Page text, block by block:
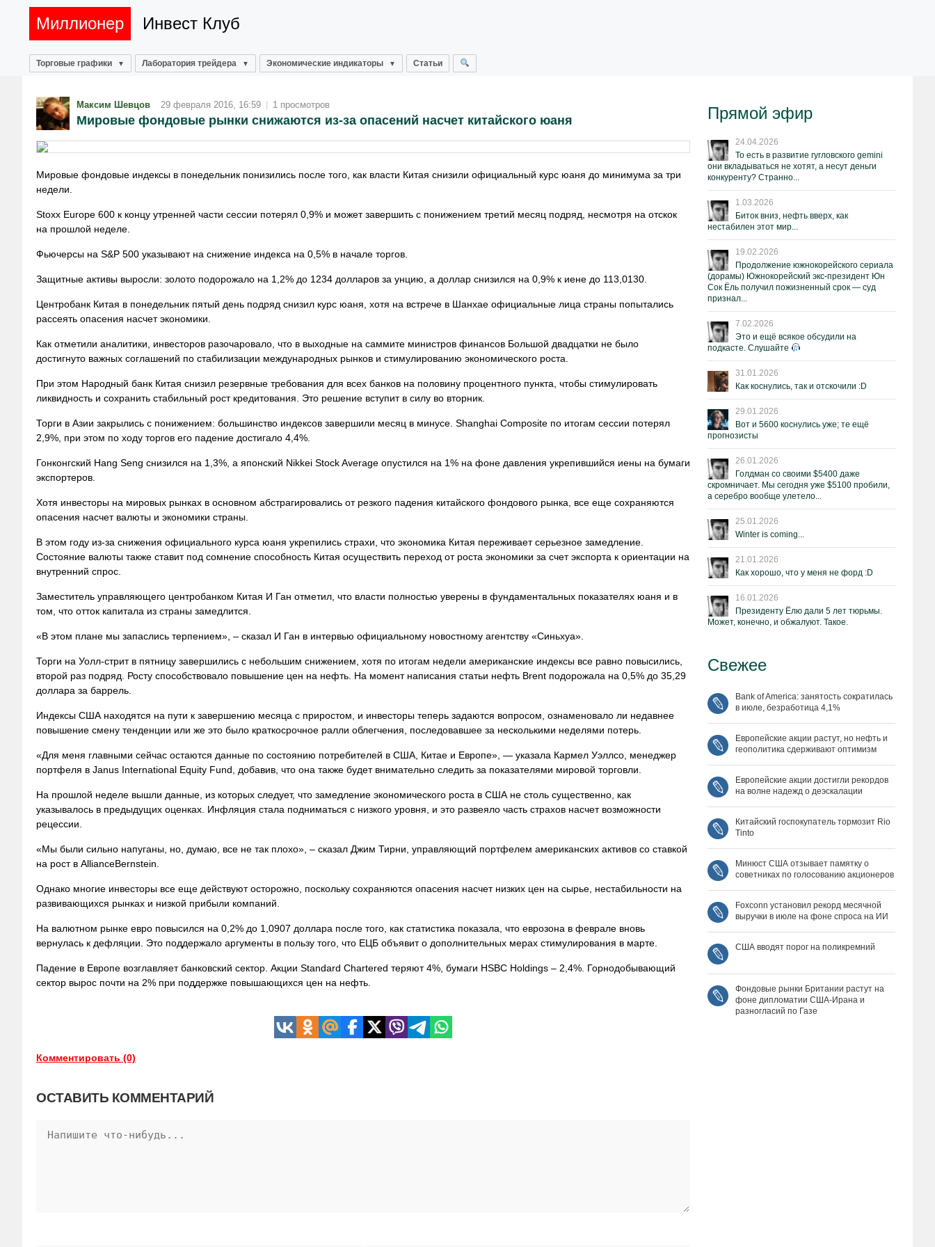
Миллионер Инвест Клуб
Торговые графики Лаборатория трейдера Экономические индикаторы Статьи
Максим Шевцов 29 февраля 2016, 16:59 | 1 просмотров
Мировые фондовые рынки снижаются из-за опасений насчет китайского юаня
Мировые фондовые индексы в понедельник понизились после того, как власти Китая снизили официальный курс юаня до минимума за три
недели.
Stoxx Europe 600 к концу утренней части сессии потерял 0,9% и может завершить с понижением третий месяц подряд, несмотря на отскок
на прошлой неделе.
Фьючерсы на S&P 500 указывают на снижение индекса на 0,5% в начале торгов.
Защитные активы выросли: золото подорожало на 1,2% до 1234 долларов за унцию, а доллар снизился на 0,9% к иене до 113,0130.
Центробанк Китая в понедельник пятый день подряд снизил курс юаня, хотя на встрече в Шанхае официальные лица страны попытались
рассеять опасения насчет экономики.
Как отметили аналитики, инвесторов разочаровало, что в выходные на саммите министров финансов Большой двадцатки не было
достигнуто важных соглашений по стабилизации международных рынков и стимулированию экономического роста.
При этом Народный банк Китая снизил резервные требования для всех банков на половину процентного пункта, чтобы стимулировать
ликвидность и сохранить стабильный рост кредитования. Это решение вступит в силу во вторник.
Торги в Азии закрылись с понижением: большинство индексов завершили месяц в минусе. Shanghai Composite по итогам сессии потерял
2,9%, при этом по ходу торгов его падение достигало 4,4%.
Гонконгский Hang Seng снизился на 1,3%, а японский Nikkei Stock Average опустился на 1% на фоне давления укрепившийся иены на бумаги
экспортеров.
Хотя инвесторы на мировых рынках в основном абстрагировались от резкого падения китайского фондового рынка, все еще сохраняются
опасения насчет валюты и экономики страны.
В этом году из-за снижения официального курса юаня укрепились страхи, что экономика Китая переживает серьезное замедление.
Состояние валюты также ставит под сомнение способность Китая осуществить переход от роста экономики за счет экспорта к ориентации на
внутренний спрос.
Заместитель управляющего центробанком Китая И Ган отметил, что власти полностью уверены в фундаментальных показателях юаня и в
том, что отток капитала из страны замедлится.
«В этом плане мы запаслись терпением», – сказал И Ган в интервью официальному новостному агентству «Синьхуа».
Торги на Уолл-стрит в пятницу завершились с небольшим снижением, хотя по итогам недели американские индексы все равно повысились,
второй раз подряд. Росту способствовало повышение цен на нефть. На момент написания статьи нефть Brent подорожала на 0,5% до 35,29
доллара за баррель.
Индексы США находятся на пути к завершению месяца с приростом, и инвесторы теперь задаются вопросом, ознаменовало ли недавнее
повышение смену тенденции или же это было краткосрочное ралли облегчения, последовавшее за несколькими неделями потерь.
«Для меня главными сейчас остаются данные по состоянию потребителей в США, Китае и Европе», — указала Кармел Уэллсо, менеджер
портфеля в Janus International Equity Fund, добавив, что она также будет внимательно следить за показателями мировой торговли.
На прошлой неделе вышли данные, из которых следует, что замедление экономического роста в США не столь существенно, как
указывалось в предыдущих оценках. Инфляция стала подниматься с низкого уровня, и это развеяло часть страхов насчет возможности
рецессии.
«Мы были сильно напуганы, но, думаю, все не так плохо», – сказал Джим Тирни, управляющий портфелем американских активов со ставкой
на рост в AllianceBernstein.
Однако многие инвесторы все еще действуют осторожно, поскольку сохраняются опасения насчет низких цен на сырье, нестабильности на
развивающихся рынках и низкой прибыли компаний.
На валютном рынке евро повысился на 0,2% до 1,0907 доллара после того, как статистика показала, что еврозона в феврале вновь
вернулась к дефляции. Это поддержало аргументы в пользу того, что ЕЦБ объявит о дополнительных мерах стимулирования в марте.
Падение в Европе возглавляет банковский сектор. Акции Standard Chartered теряют 4%, бумаги HSBC Holdings – 2,4%. Горнодобывающий
сектор вырос почти на 2% при поддержке повышающихся цен на нефть.
Комментировать (0)
ОСТАВИТЬ КОММЕНТАРИЙ
Прямой эфир
24.04.2026
То есть в развитие гугловского gemini
они вкладываться не хотят, а несут деньги
конкуренту? Странно...
1.03.2026
Биток вниз, нефть вверх, как
нестабилен этот мир...
19.02.2026
Продолжение южнокорейского сериала
(дорамы) Южнокорейский экс-президент Юн
Сок Ёль получил пожизненный срок — суд
признал...
7.02.2026
Это и ещё всякое обсудили на
подкасте. Слушайте
31.01.2026
Как коснулись, так и отскочили :D
29.01.2026
Вот и 5600 коснулись уже; те ещё
прогнозисты
26.01.2026
Голдман со своими $5400 даже
скромничает. Мы сегодня уже $5100 пробили,
а серебро вообще улетело...
25.01.2026
Winter is coming...
21.01.2026
Как хорошо, что у меня не форд :D
16.01.2026
Президенту Ёлю дали 5 лет тюрьмы.
Может, конечно, и обжалуют. Такое.
Свежее
Bank of America: занятость сократилась
в июле, безработица 4,1%
Европейские акции растут, но нефть и
геополитика сдерживают оптимизм
Европейские акции достигли рекордов
на волне надежд о деэскалации
Китайский госпокупатель тормозит Rio
Tinto
Минюст США отзывает памятку о
советниках по голосованию акционеров
Foxconn установил рекорд месячной
выручки в июле на фоне спроса на ИИ
США вводят порог на поликремний
Фондовые рынки Британии растут на
фоне дипломатии США‑Ирана и
разногласий по Газе